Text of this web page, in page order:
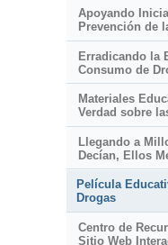
Apoyando
Prevención de
Erradicando la
Consumo de
Materiales
Verdad sobre
Llegando a
Decían, Ellos
Película
Drogas
Centro de
Sitio Web